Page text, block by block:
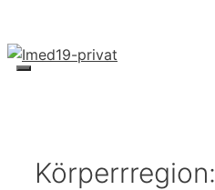
to
content
Menu
Körperrregion: